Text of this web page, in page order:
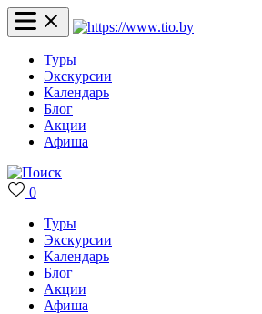
Туры
Экскурсии
Календарь
Блог
Акции
Афиша
0
Туры
Экскурсии
Календарь
Блог
Акции
Афиша